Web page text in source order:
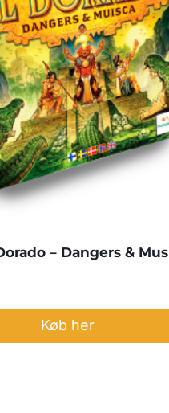
– Dangers &
Køb her